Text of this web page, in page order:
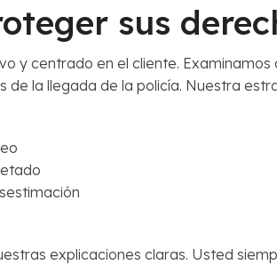
sus
y centrado en el cliente.
la llegada de la policía. Nuestra
explicaciones claras. Usted